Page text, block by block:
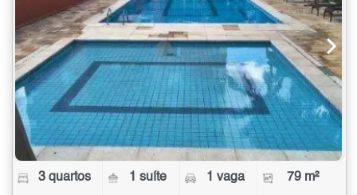
3 quartos 1 suíte 1 vaga 79 m²